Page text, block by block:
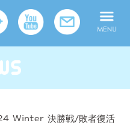
決勝戦/敗者復活